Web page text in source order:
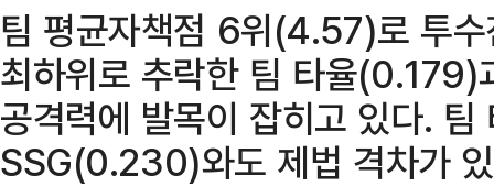
팀 평균자책점 6위(4.57)로 투
최하위로 추락한 팀 타율
공격력에 발목이 잡히고 있다.
SSG(0.230)와도 제법 격차가